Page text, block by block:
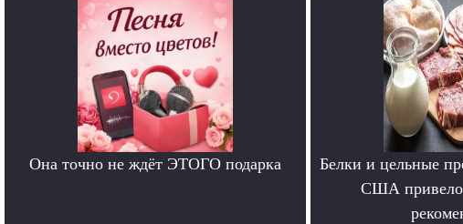
Она точно не ждёт ЭТОГО подарка
Белки и цельные
США привело